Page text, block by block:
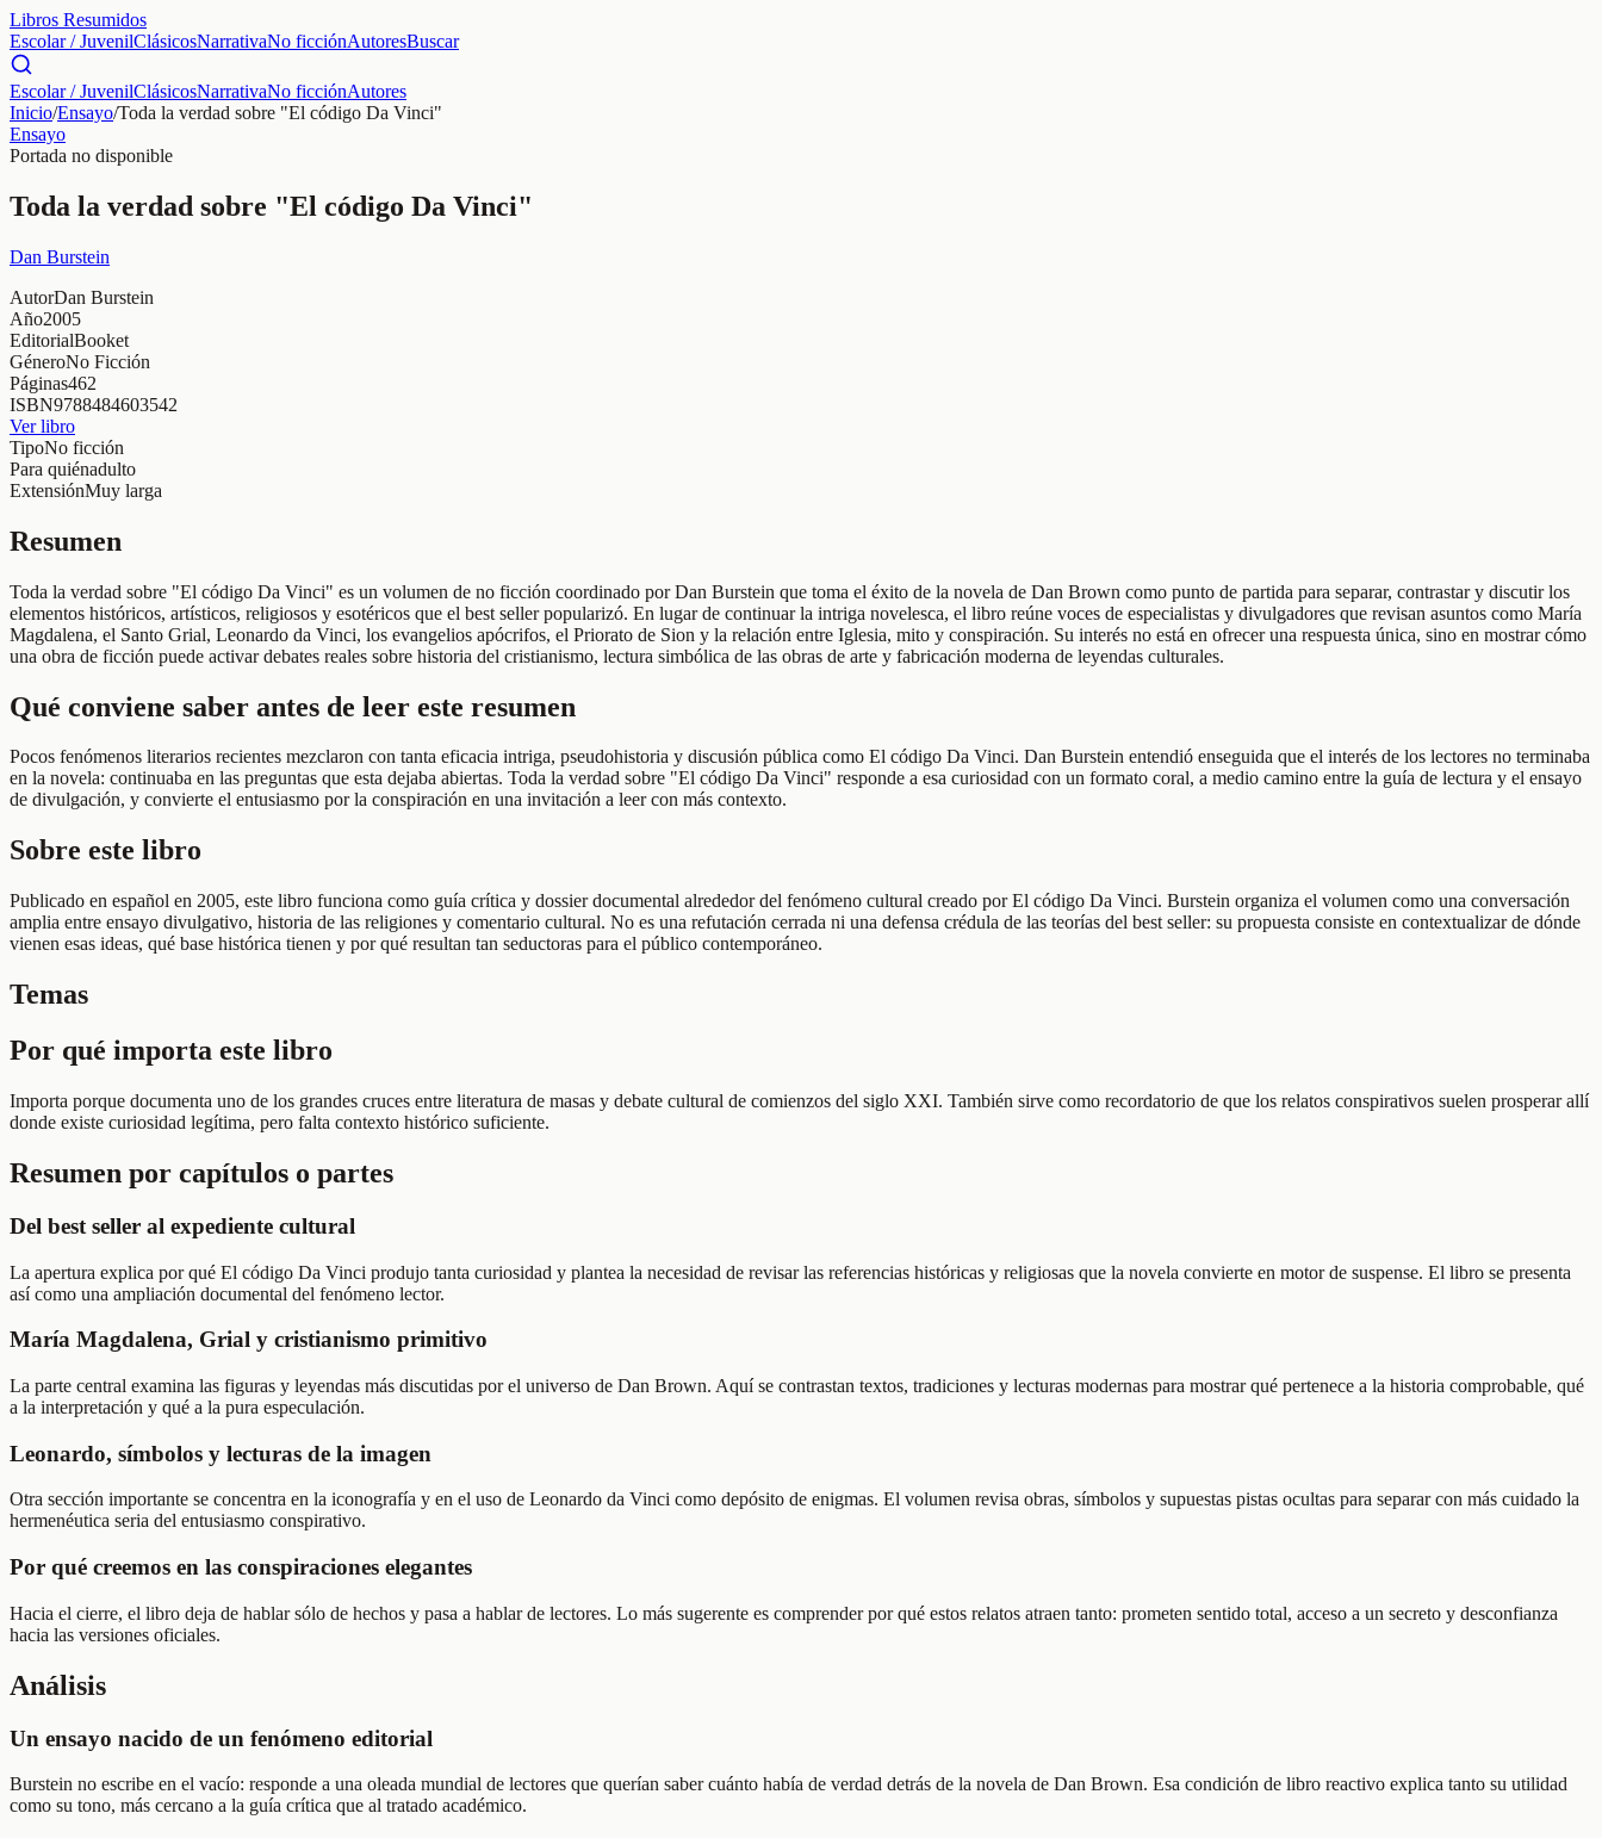
Libros Resumidos
Escolar / JuvenilClásicosNarrativaNo ficciónAutoresBuscar
Escolar / JuvenilClásicosNarrativaNo ficciónAutores
Inicio/Ensayo/Toda la verdad sobre "El código Da Vinci"
Ensayo
Portada no disponible
Toda la verdad sobre "El código Da Vinci"
Dan Burstein
AutorDan Burstein
Año2005
EditorialBooket
GéneroNo Ficción
Páginas462
ISBN9788484603542
Ver libro
TipoNo ficción
Para quiénadulto
ExtensiónMuy larga
Resumen
Toda la verdad sobre "El código Da Vinci" es un volumen de no ficción coordinado por Dan Burstein que toma el éxito de la novela de Dan Brown como punto de partida para separar, contrastar y discutir los
elementos históricos, artísticos, religiosos y esotéricos que el best seller popularizó. En lugar de continuar la intriga novelesca, el libro reúne voces de especialistas y divulgadores que revisan asuntos como María
Magdalena, el Santo Grial, Leonardo da Vinci, los evangelios apócrifos, el Priorato de Sion y la relación entre Iglesia, mito y conspiración. Su interés no está en ofrecer una respuesta única, sino en mostrar cómo
una obra de ficción puede activar debates reales sobre historia del cristianismo, lectura simbólica de las obras de arte y fabricación moderna de leyendas culturales.
Qué conviene saber antes de leer este resumen
Pocos fenómenos literarios recientes mezclaron con tanta eficacia intriga, pseudohistoria y discusión pública como El código Da Vinci. Dan Burstein entendió enseguida que el interés de los lectores no terminaba
en la novela: continuaba en las preguntas que esta dejaba abiertas. Toda la verdad sobre "El código Da Vinci" responde a esa curiosidad con un formato coral, a medio camino entre la guía de lectura y el ensayo
de divulgación, y convierte el entusiasmo por la conspiración en una invitación a leer con más contexto.
Sobre este libro
Publicado en español en 2005, este libro funciona como guía crítica y dossier documental alrededor del fenómeno cultural creado por El código Da Vinci. Burstein organiza el volumen como una conversación
amplia entre ensayo divulgativo, historia de las religiones y comentario cultural. No es una refutación cerrada ni una defensa crédula de las teorías del best seller: su propuesta consiste en contextualizar de dónde
vienen esas ideas, qué base histórica tienen y por qué resultan tan seductoras para el público contemporáneo.
Temas
Por qué importa este libro
Importa porque documenta uno de los grandes cruces entre literatura de masas y debate cultural de comienzos del siglo XXI. También sirve como recordatorio de que los relatos conspirativos suelen prosperar allí
donde existe curiosidad legítima, pero falta contexto histórico suficiente.
Resumen por capítulos o partes
Del best seller al expediente cultural
La apertura explica por qué El código Da Vinci produjo tanta curiosidad y plantea la necesidad de revisar las referencias históricas y religiosas que la novela convierte en motor de suspense. El libro se presenta
así como una ampliación documental del fenómeno lector.
María Magdalena, Grial y cristianismo primitivo
La parte central examina las figuras y leyendas más discutidas por el universo de Dan Brown. Aquí se contrastan textos, tradiciones y lecturas modernas para mostrar qué pertenece a la historia comprobable, qué
a la interpretación y qué a la pura especulación.
Leonardo, símbolos y lecturas de la imagen
Otra sección importante se concentra en la iconografía y en el uso de Leonardo da Vinci como depósito de enigmas. El volumen revisa obras, símbolos y supuestas pistas ocultas para separar con más cuidado la
hermenéutica seria del entusiasmo conspirativo.
Por qué creemos en las conspiraciones elegantes
Hacia el cierre, el libro deja de hablar sólo de hechos y pasa a hablar de lectores. Lo más sugerente es comprender por qué estos relatos atraen tanto: prometen sentido total, acceso a un secreto y desconfianza
hacia las versiones oficiales.
Análisis
Un ensayo nacido de un fenómeno editorial
Burstein no escribe en el vacío: responde a una oleada mundial de lectores que querían saber cuánto había de verdad detrás de la novela de Dan Brown. Esa condición de libro reactivo explica tanto su utilidad
como su tono, más cercano a la guía crítica que al tratado académico.